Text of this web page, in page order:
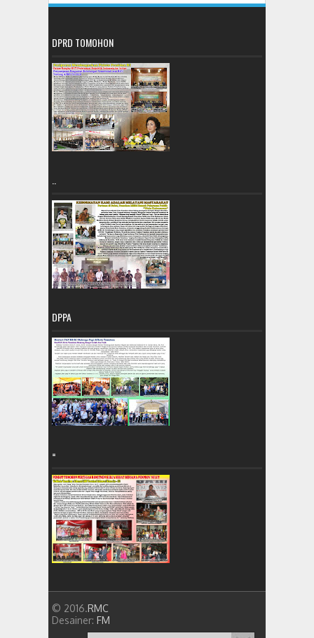
DPRD TOMOHON
DPPA
=
© 2016.RMC
Desainer: FM